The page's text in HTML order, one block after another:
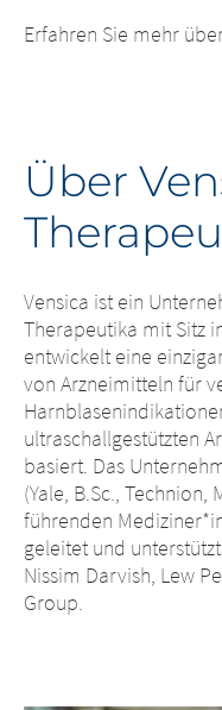
Erfahren Sie mehr
Über
Vensica ist ein
Therapeutika mit Sitz
entwickelt eine
von Arzneimitteln für
ultraschallgestützten
basiert. Das
(Yale, B.Sc.,
führenden
geleitet und
Nissim Darvish, Lew
Group.